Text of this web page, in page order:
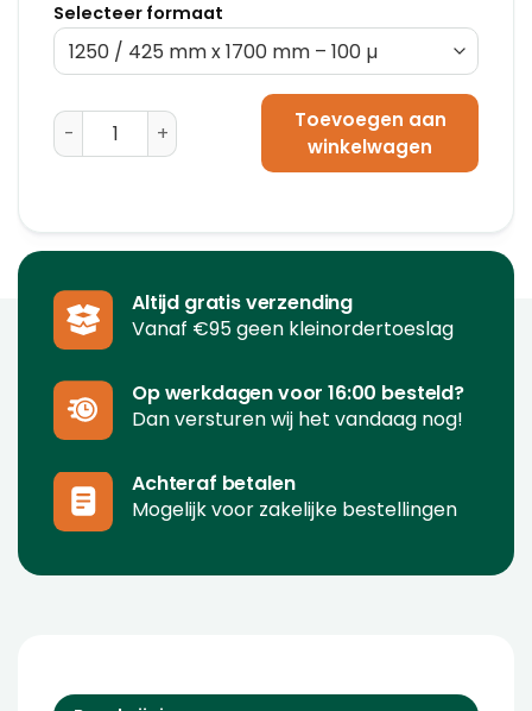
Selecteer formaat
Pallet Krimphoes 1250 / 525 mm x 1800 mm - 100 µ
Toevoegen aan
winkelwagen
Altijd gratis verzending
Vanaf €95 geen kleinordertoeslag
Op werkdagen voor 16:00 besteld?
Dan versturen wij het vandaag nog!
Achteraf betalen
Mogelijk voor zakelijke bestellingen